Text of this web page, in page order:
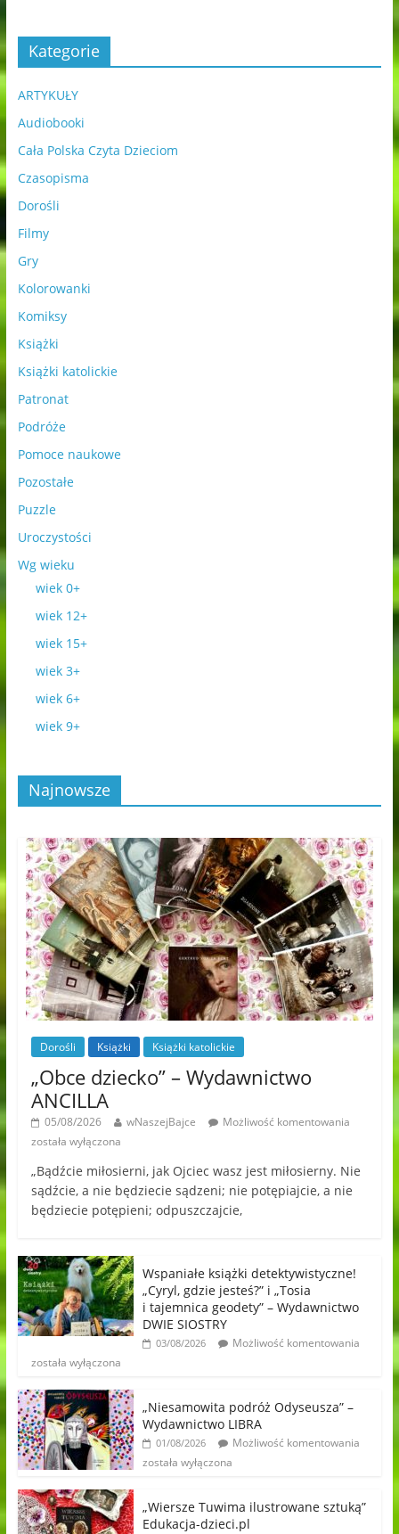
Kategorie
ARTYKUŁY
Audiobooki
Cała Polska Czyta Dzieciom
Czasopisma
Dorośli
Filmy
Gry
Kolorowanki
Komiksy
Książki
Książki katolickie
Patronat
Podróże
Pomoce naukowe
Pozostałe
Puzzle
Uroczystości
Wg wieku
wiek 0+
wiek 12+
wiek 15+
wiek 3+
wiek 6+
wiek 9+
Najnowsze
Dorośli Książki Książki katolickie
„Obce dziecko” – Wydawnictwo
ANCILLA
05/08/2026 wNaszejBajce
Możliwość komentowania
została wyłączona
„Bądźcie miłosierni, jak Ojciec wasz jest miłosierny. Nie
sądźcie, a nie będziecie sądzeni; nie potępiajcie, a nie
będziecie potępieni; odpuszczajcie,
Wspaniałe książki detektywistyczne!
„Cyryl, gdzie jesteś?” i „Tosia
i tajemnica geodety” – Wydawnictwo
DWIE SIOSTRY
03/08/2026
Możliwość komentowania
została wyłączona
„Niesamowita podróż Odyseusza” –
Wydawnictwo LIBRA
01/08/2026
Możliwość komentowania
została wyłączona
„Wiersze Tuwima ilustrowane sztuką”
Edukacja-dzieci.pl